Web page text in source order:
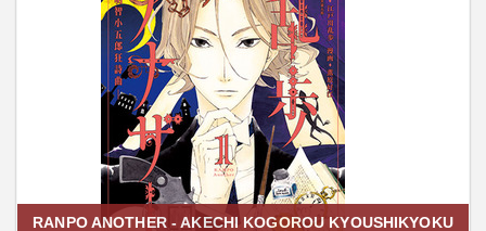
RANPO ANOTHER - AKECHI KOGOROU KYOUSHIKYOKU